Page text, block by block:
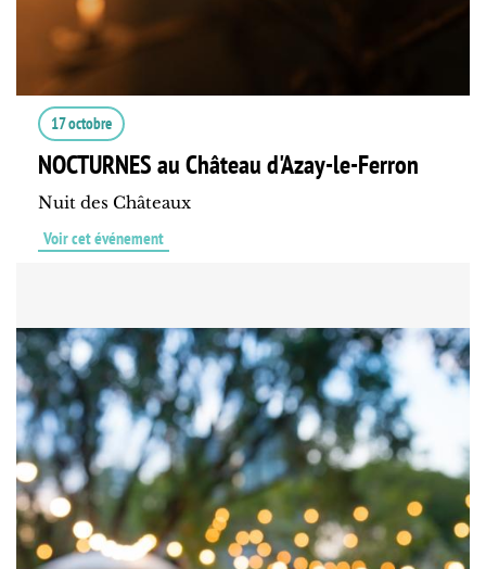
17 octobre
NOCTURNES au Château d'Azay-le-Ferron
Nuit des Châteaux
Voir cet événement